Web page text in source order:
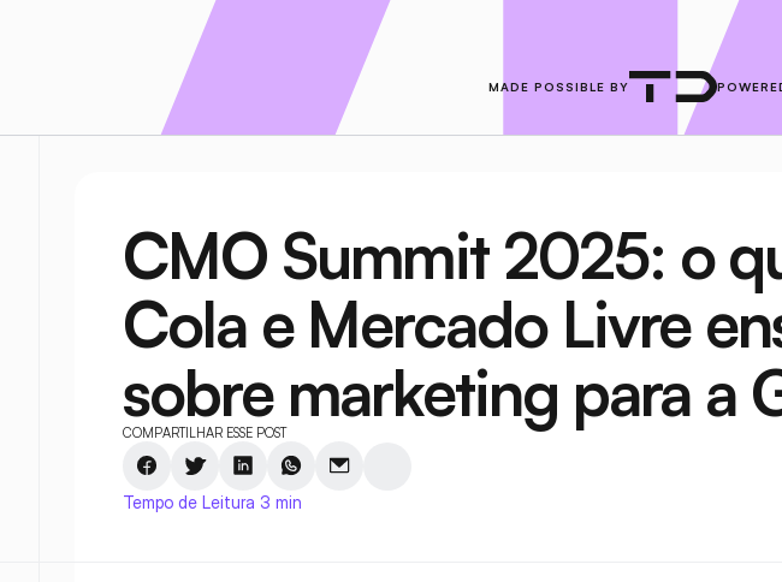
MADE POSSIBLE BY
CMO Summit 2025: o
Cola e Mercado Livre
sobre marketing para a
COMPARTILHAR ESSE POST
Tempo de Leitura 3 min